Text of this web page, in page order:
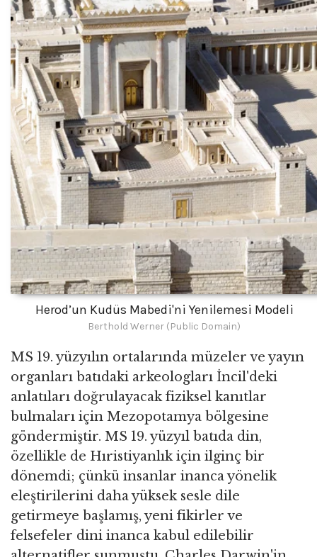
Herod’un Kudüs Mabedi'ni Yenilemesi Modeli
Berthold Werner (Public Domain)
MS 19. yüzyılın ortalarında müzeler ve yayın
organları batıdaki arkeologları İncil'deki
anlatıları doğrulayacak fiziksel kanıtlar
bulmaları için Mezopotamya bölgesine
göndermiştir. MS 19. yüzyıl batıda din,
özellikle de Hıristiyanlık için ilginç bir
dönemdi; çünkü insanlar inanca yönelik
eleştirilerini daha yüksek sesle dile
getirmeye başlamış, yeni fikirler ve
felsefeler dini inanca kabul edilebilir